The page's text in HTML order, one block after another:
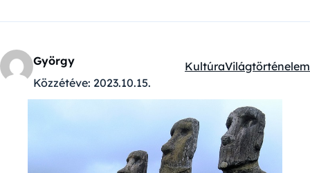
György
Közzétéve: 2023.10.15.
Kategóriák:
KultúraVilágtörténelem